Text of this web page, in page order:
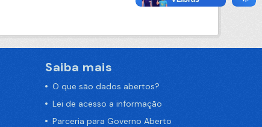
Saiba mais
O que são dados abertos?
Lei de acesso a informação
Parceria para Governo Aberto